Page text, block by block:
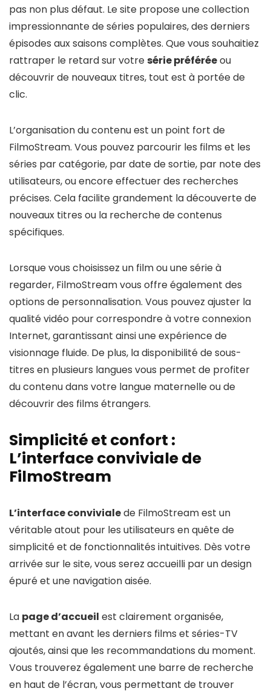
pas non plus défaut. Le site propose une collection
impressionnante de séries populaires, des derniers
épisodes aux saisons complètes. Que vous souhaitiez
rattraper le retard sur votresérie préféréeou
découvrir de nouveaux titres, tout est à portée de
clic.
L’organisation du contenu est un point fort de
FilmoStream. Vous pouvez parcourir les films et les
séries par catégorie, par date de sortie, par note des
utilisateurs, ou encore effectuer des recherches
précises. Cela facilite grandement la découverte de
nouveaux titres ou la recherche de contenus
spécifiques.
Lorsque vous choisissez un film ou une série à
regarder, FilmoStream vous offre également des
options de personnalisation. Vous pouvez ajuster la
qualité vidéo pour correspondre à votre connexion
Internet, garantissant ainsi une expérience de
visionnage fluide. De plus, la disponibilité de sous-
titres en plusieurs langues vous permet de profiter
du contenu dans votre langue maternelle ou de
découvrir des films étrangers.
Simplicité et confort :
L’interface conviviale de
FilmoStream
L’interface convivialede FilmoStream est un
véritable atout pour les utilisateurs en quête de
simplicité et de fonctionnalités intuitives. Dès votre
arrivée sur le site, vous serez accueilli par un design
épuré et une navigation aisée.
La page d’accueil est clairement organisée,
mettant en avant les derniers films et séries-TV
ajoutés, ainsi que les recommandations du moment.
Vous trouverez également une barre de recherche
en haut de l’écran, vous permettant de trouver